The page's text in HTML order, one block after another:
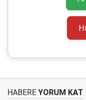
HABERE YORUM KAT